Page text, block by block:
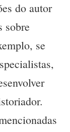
do autor
sobre
se